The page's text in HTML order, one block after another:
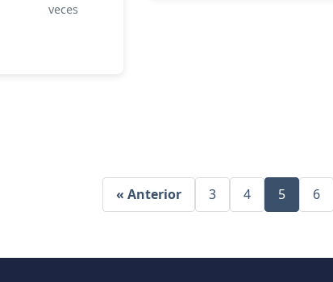
veces
« Anterior 3 4 5 6